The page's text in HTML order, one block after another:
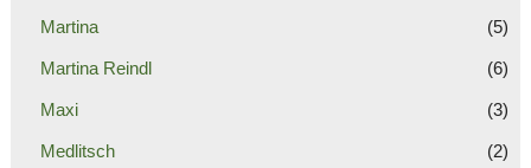
Martina (5)
Martina Reindl (6)
Maxi (3)
Medlitsch (2)